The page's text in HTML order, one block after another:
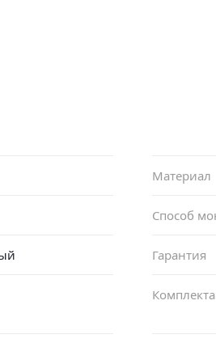
Материал
Способ
Гарантия